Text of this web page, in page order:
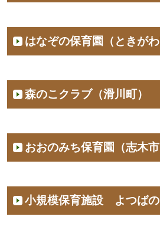
はなぞの保育園（ときがわ
森のこクラブ（滑川町）
おおのみち保育園（志木市
小規模保育施設 よつばの